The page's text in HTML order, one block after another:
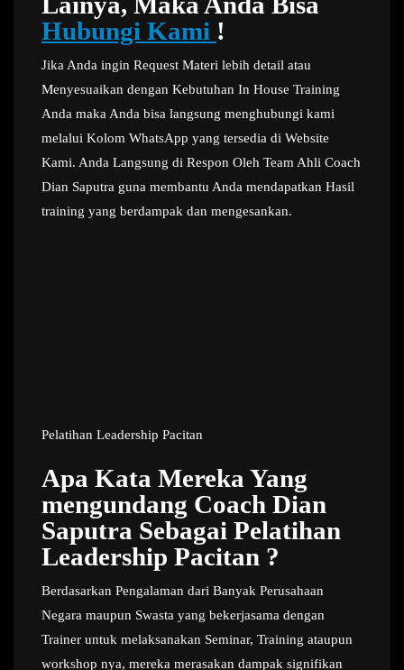
Hubungi Kami !
Jika Anda ingin Request Materi lebih detail atau
Menyesuaikan dengan Kebutuhan In House Training
Anda maka Anda bisa langsung menghubungi kami
melalui Kolom WhatsApp yang tersedia di Website
Kami. Anda Langsung di Respon Oleh Team Ahli Coach
Dian Saputra guna membantu Anda mendapatkan Hasil
training yang berdampak dan mengesankan.
Pelatihan Leadership Pacitan
Apa Kata Mereka Yang
mengundang Coach Dian
Saputra Sebagai Pelatihan
Leadership Pacitan ?
Berdasarkan Pengalaman dari Banyak Perusahaan
Negara maupun Swasta yang bekerjasama dengan
Trainer untuk melaksanakan Seminar, Training ataupun
workshop nya, mereka merasakan dampak signifikan